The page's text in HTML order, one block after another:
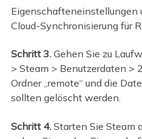
Eigenschafteneinstellungen
Cloud-Synchronisierung für
Schritt 3.Gehen Sie zu
> Steam > Benutzerdaten >
Ordner „remote“ und die
sollten gelöscht werden.
Schritt 4.Starten Sie Steam